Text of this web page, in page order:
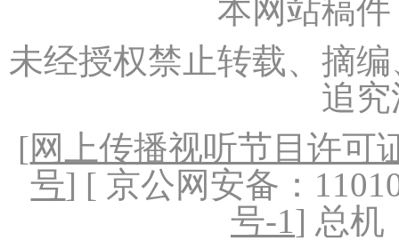
本网站稿
未经授权禁止转载、摘
追
[网上传播视听节目许可
号] [ 京公网安备：
号-1] 总机